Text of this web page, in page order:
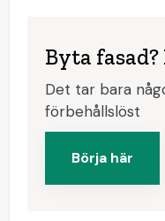
Byta
Det tar bara
förbehållslöst
Börja här